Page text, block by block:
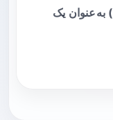
ترمیم اندووسکولار آنوریسم (EVAR) به‌عنوان یک